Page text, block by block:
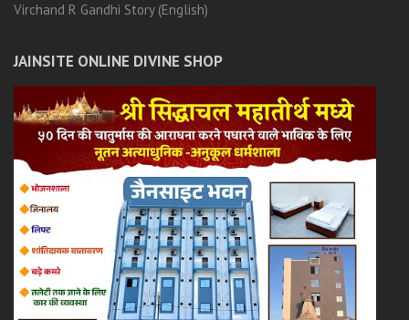
Virchand R Gandhi Story (English)
JAINSITE ONLINE DIVINE SHOP